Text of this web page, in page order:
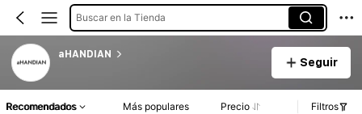
Buscar en la Tienda
aHANDIAN
Seguir
Recomendados Más populares Precio Filtros